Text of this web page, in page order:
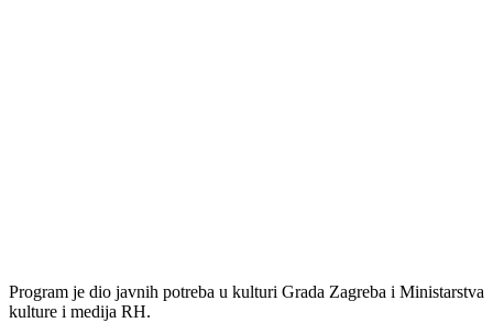
Program je dio javnih potreba u kulturi Grada Zagreba i Ministarstva
kulture i medija RH.